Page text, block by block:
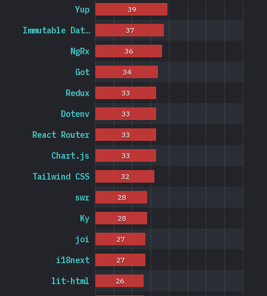
lit-html
i18next
joi
Ky
swr
Tailwind CSS
Chart.js
React Router
Dotenv
Redux
Got
NgRx
Immutable Dat…
Yup
26
27
27
28
28
32
33
33
33
33
34
36
37
39